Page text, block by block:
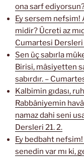
ona sarf
Ey sersem nefsim!
midir? Ücreti az
Cumartesi Dersleri
Sen üç sabırla
Birisi, mâsiyetten
sabırdır. –
Kalbimin gıdası,
Rabbâniyemin
namaz dahi seni
Dersleri 21. 2.
Ey bedbaht
senedin var mı ki,